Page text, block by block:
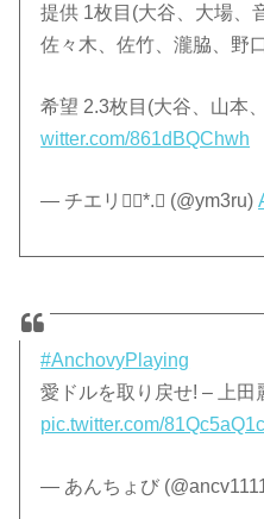
提供 1枚目(大谷、大場、
佐々木、佐竹、瀧脇、野
希望 2.3枚目(大谷、山本
witter.com/861dBQChwh
— チエリ❁⃘*.ﾟ (@ym3ru)
#AnchovyPlaying
愛ドルを取り戻せ! – 上田
pic.twitter.com/
— あんちょび